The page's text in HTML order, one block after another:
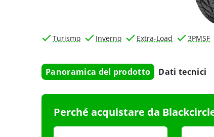
Turismo Inverno Extra-Load 3PMSF
Panoramica del prodotto Dati tecnici
Perché acquistare da